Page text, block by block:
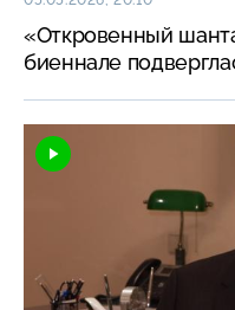
«Откровенный
биеннале